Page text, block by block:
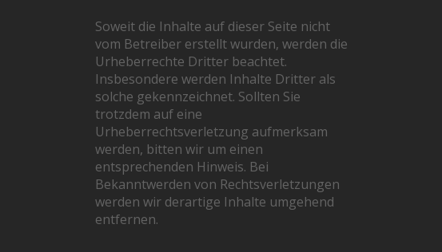
Soweit die Inhalte auf dieser Seite nicht
vom Betreiber erstellt wurden, werden die
Urheberrechte Dritter beachtet.
Insbesondere werden Inhalte Dritter als
solche gekennzeichnet. Sollten Sie
trotzdem auf eine
Urheberrechtsverletzung aufmerksam
werden, bitten wir um einen
entsprechenden Hinweis. Bei
Bekanntwerden von Rechtsverletzungen
werden wir derartige Inhalte umgehend
entfernen.